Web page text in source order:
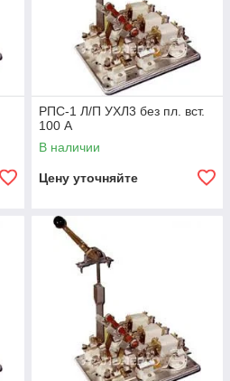
РПС-1 Л/П УХЛ3 без пл. вст.
100 А
В наличии
Цену уточняйте